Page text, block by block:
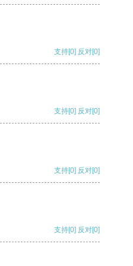
支持[0] 反对[0]
支持[0] 反对[0]
支持[0] 反对[0]
支持[0] 反对[0]